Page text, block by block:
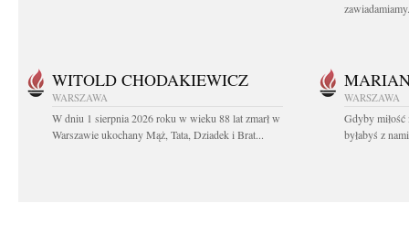
WITOLD CHODAKIEWICZ
WARSZAWA
W dniu 1 sierpnia 2026 roku w wieku 88 lat zmarł w
Warszawie ukochany Mąż, Tata, Dziadek i Brat...
WARSZAWA
Gdyby miłość
byłabyś z